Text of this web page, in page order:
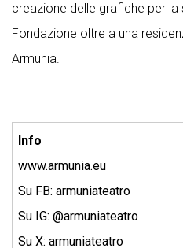
creazione delle grafiche per
Fondazione oltre a una
Armunia.
Info
www.armunia.eu
Su FB: armuniateatro
Su IG: @armuniateatro
Su X: armuniateatro